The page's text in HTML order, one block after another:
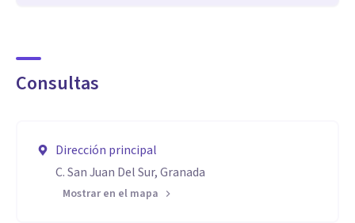
Consultas
Dirección principal
C. San Juan Del Sur, Granada
Mostrar en el mapa